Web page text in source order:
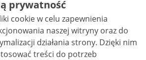
i wideo, są udostępniane na licencji typu
Commons: uznanie autorstwa użycie
- bez utworów zależnych 4.0 (CC BY-
4.0), o ile nie jest to stwierdzone inaczej.
prywatność
cookie w celu zapewnienia
naszej witryny oraz do
działania strony. Dzięki nim
treści do potrzeb